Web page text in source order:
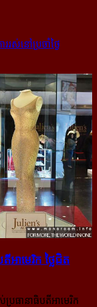
ររស់នៅប្រចាំថ្ងៃ
ាមេរិក ថ្លៃ​ជិត​
រធានាធិបតីអាមេរិក